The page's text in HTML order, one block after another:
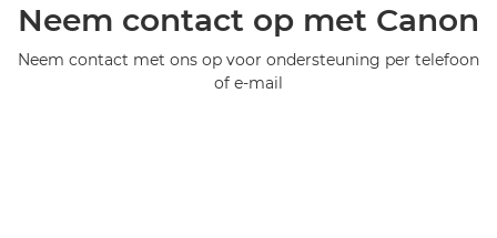
Neem contact op met Canon
Neem contact met ons op voor ondersteuning per telefoon
of e-mail